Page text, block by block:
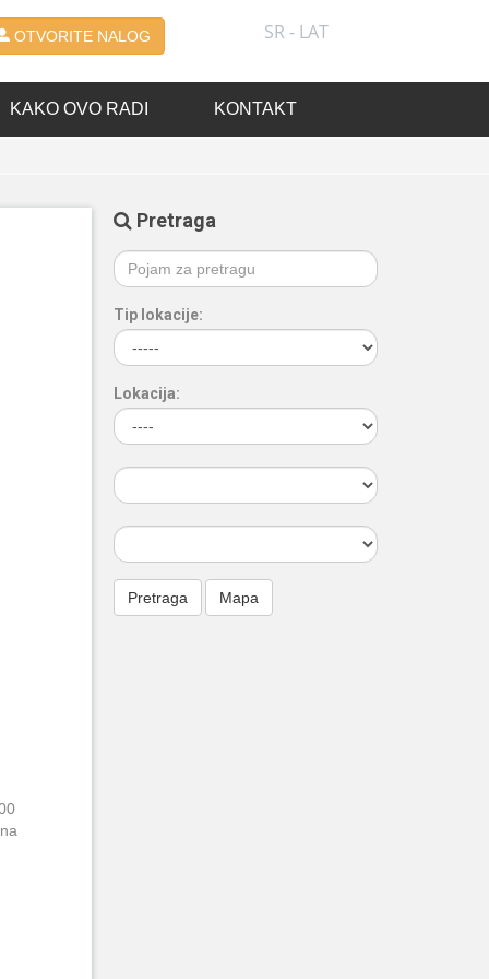
OTVORITE NALOG SR - LAT
KAKO OVO RADI KONTAKT
Pretraga
Tip lokacije:
Lokacija: